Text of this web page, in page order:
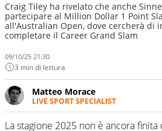
Craig Tiley ha rivelato che anche
partecipare al Million Dollar 1 Point
all'Australian Open, dove cercherà di
completare il Career Grand Slam
09/10/25 21:30
3 min di lettura
Matteo Morace
LIVE SPORT SPECIALIST
La multimedialità quale
professionale. Ama raccontare
La stagione 2025 non è ancora